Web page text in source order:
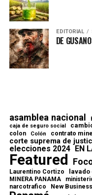
EDITORIAL
DE
asamblea nacional
caja de seguro social
colon Colón contrato
corte suprema de
elecciones 2024 EN
Featured
Laurentino Cortizo
MINERA PANAMA
narcotrafico New Business